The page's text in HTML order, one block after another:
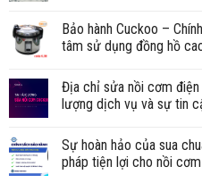
Bảo hành Cuckoo –
tâm sử dụng đồng hồ
Địa chỉ sửa nồi cơm
lượng dịch vụ và sự tin
Sự hoàn hảo của sua
pháp tiện lợi cho nồi